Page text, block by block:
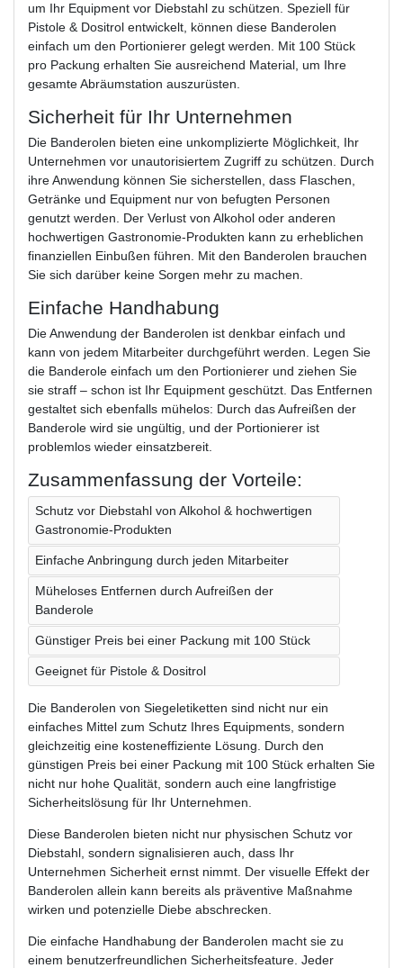
um Ihr Equipment vor Diebstahl zu schützen. Speziell für
Pistole & Dositrol entwickelt, können diese Banderolen
einfach um den Portionierer gelegt werden. Mit 100 Stück
pro Packung erhalten Sie ausreichend Material, um Ihre
gesamte Abräumstation auszurüsten.
Sicherheit für Ihr Unternehmen
Die Banderolen bieten eine unkomplizierte Möglichkeit, Ihr
Unternehmen vor unautorisiertem Zugriff zu schützen. Durch
ihre Anwendung können Sie sicherstellen, dass Flaschen,
Getränke und Equipment nur von befugten Personen
genutzt werden. Der Verlust von Alkohol oder anderen
hochwertigen Gastronomie-Produkten kann zu erheblichen
finanziellen Einbußen führen. Mit den Banderolen brauchen
Sie sich darüber keine Sorgen mehr zu machen.
Einfache Handhabung
Die Anwendung der Banderolen ist denkbar einfach und
kann von jedem Mitarbeiter durchgeführt werden. Legen Sie
die Banderole einfach um den Portionierer und ziehen Sie
sie straff – schon ist Ihr Equipment geschützt. Das Entfernen
gestaltet sich ebenfalls mühelos: Durch das Aufreißen der
Banderole wird sie ungültig, und der Portionierer ist
problemlos wieder einsatzbereit.
Zusammenfassung der Vorteile:
Schutz vor Diebstahl von Alkohol & hochwertigen
Gastronomie-Produkten
Einfache Anbringung durch jeden Mitarbeiter
Müheloses Entfernen durch Aufreißen der
Banderole
Günstiger Preis bei einer Packung mit 100 Stück
Geeignet für Pistole & Dositrol
Die Banderolen von Siegeletiketten sind nicht nur ein
einfaches Mittel zum Schutz Ihres Equipments, sondern
gleichzeitig eine kosteneffiziente Lösung. Durch den
günstigen Preis bei einer Packung mit 100 Stück erhalten Sie
nicht nur hohe Qualität, sondern auch eine langfristige
Sicherheitslösung für Ihr Unternehmen.
Diese Banderolen bieten nicht nur physischen Schutz vor
Diebstahl, sondern signalisieren auch, dass Ihr
Unternehmen Sicherheit ernst nimmt. Der visuelle Effekt der
Banderolen allein kann bereits als präventive Maßnahme
wirken und potenzielle Diebe abschrecken.
Die einfache Handhabung der Banderolen macht sie zu
einem benutzerfreundlichen Sicherheitsfeature. Jeder